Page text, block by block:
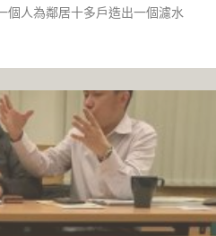
個人為鄰居十多戶造出一個濾水